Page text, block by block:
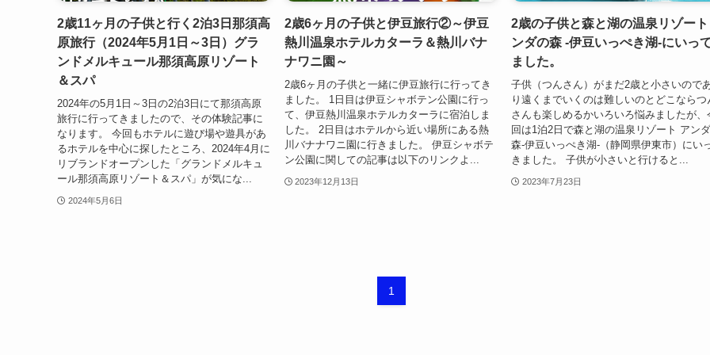
2歳11ヶ月の子供と行く2泊3日那須高
原旅行（2024年5月1日～3日）グラ
ンドメルキュール那須高原リゾート
＆スパ
2024年の5月1日～3日の2泊3日にて那須高原
旅行に行ってきましたので、その体験記事に
なります。 今回もホテルに遊び場や遊具があ
るホテルを中心に探したところ、2024年4月に
リブランドオープンした「グランドメルキュ
ール那須高原リゾート＆スパ」が気にな...
2024年5月6日
2歳6ヶ月の子供と伊豆旅行②～伊豆
熱川温泉ホテルカターラ＆熱川バナ
ナワニ園～
2歳6ヶ月の子供と一緒に伊豆旅行に行ってき
ました。 1日目は伊豆シャボテン公園に行っ
て、伊豆熱川温泉ホテルカターラに宿泊しま
した。 2日目はホテルから近い場所にある熱
川バナナワニ園に行きました。 伊豆シャボテ
ン公園に関しての記事は以下のリンクよ...
2023年12月13日
2歳の子供と森と湖の温泉リゾー
ンダの森 -伊豆いっぺき湖-にいっ
ました。
子供（つんさん）がまだ2歳と小さいので
り遠くまでいくのは難しいのとどこならつ
さんも楽しめるかいろいろ悩みましたが、
回は1泊2日で森と湖の温泉リゾート アン
森-伊豆いっぺき湖-（静岡県伊東市）にい
きました。 子供が小さいと行けると...
2023年7月23日
1